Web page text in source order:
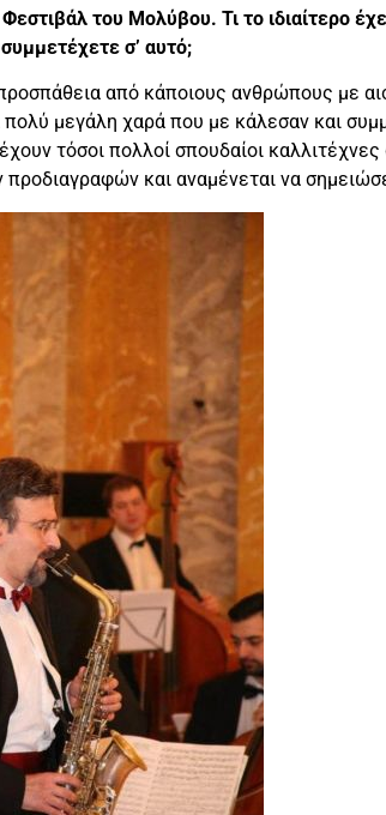
του Μολύβου. Τι το ιδιαίτερο
σ’ αυτό;
από κάποιους ανθρώπους με
πολύ μεγάλη χαρά που με κάλεσαν και
τόσοι πολλοί σπουδαίοι καλλιτέχνες
και αναμένεται να